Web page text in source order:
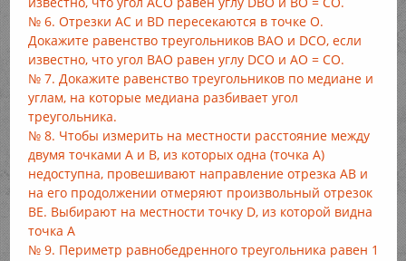
№ 6. Отрезки АС и BD пересекаются в точке О.
Докажите равенство треугольников ВАО и DCO, если
известно, что угол ВАО равен углу DCO и АО = СО.
№ 7. Докажите равенство треугольников по медиане и
углам, на которые медиана разбивает угол
треугольника.
№ 8. Чтобы измерить на местности расстояние между
двумя точками А и В, из которых одна (точка А)
недоступна, провешивают направление отрезка АВ и
на его продолжении отмеряют произвольный отрезок
ВЕ. Выбирают на местности точку D, из которой видна
точка А
№ 9. Периметр равнобедренного треугольника равен 1